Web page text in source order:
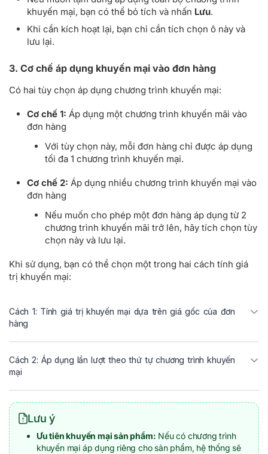
khuyến mại, bạn có thể bỏ tích và nhấn Lưu.
Khi cần kích hoạt lại, bạn chỉ cần tích chọn ô này và
lưu lại.
3. Cơ chế áp dụng khuyến mại vào đơn hàng
Có hai tùy chọn áp dụng chương trình khuyến mại:
Cơ chế 1: Áp dụng một chương trình khuyến mãi vào
đơn hàng
Với tùy chọn này, mỗi đơn hàng chỉ được áp dụng
tối đa 1 chương trình khuyến mại.
Cơ chế 2: Áp dụng nhiều chương trình khuyến mại vào
đơn hàng
Nếu muốn cho phép một đơn hàng áp dụng từ 2
chương trình khuyến mãi trở lên, hãy tích chọn tùy
chọn này và lưu lại.
Khi sử dụng, bạn có thể chọn một trong hai cách tính giá
trị khuyến mại:
Cách 1: Tính giá trị khuyến mại dựa trên giá gốc của đơn
hàng
Cách 2: Áp dụng lần lượt theo thứ tự chương trình khuyến
mại
Lưu ý
Ưu tiên khuyến mại sản phẩm: Nếu có chương trình
khuyến mại áp dụng riêng cho sản phẩm, hệ thống sẽ